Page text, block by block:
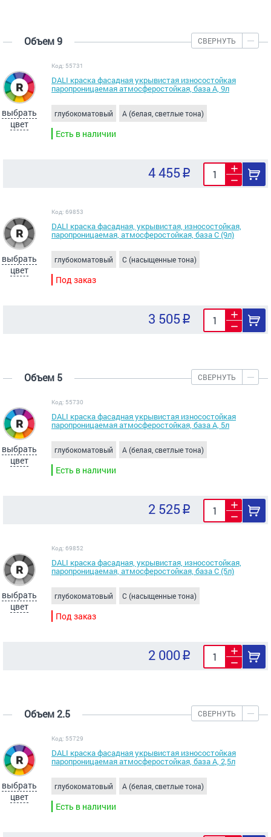
Объем 9 СВЕРНУТЬ
выбрать
цвет
Код: 55731
DALI краска фасадная укрывистая износостойкая
паропроницаемая атмосферостойкая, база A, 9л
глубокоматовый A (белая, светлые тона)
Есть в наличии
4 455
выбрать
цвет
Код: 69853
DALI краска фасадная, укрывистая, износостойкая,
паропроницаемая, атмосферостойкая, база C (9л)
глубокоматовый C (насыщенные тона)
Под заказ
3 505
Объем 5 СВЕРНУТЬ
выбрать
цвет
Код: 55730
DALI краска фасадная укрывистая износостойкая
паропроницаемая атмосферостойкая, база A, 5л
глубокоматовый A (белая, светлые тона)
Есть в наличии
2 525
выбрать
цвет
Код: 69852
DALI краска фасадная, укрывистая, износостойкая,
паропроницаемая, атмосферостойкая, база C (5л)
глубокоматовый C (насыщенные тона)
Под заказ
2 000
Объем 2.5 СВЕРНУТЬ
выбрать
цвет
Код: 55729
DALI краска фасадная укрывистая износостойкая
паропроницаемая атмосферостойкая, база A, 2,5л
глубокоматовый A (белая, светлые тона)
Есть в наличии